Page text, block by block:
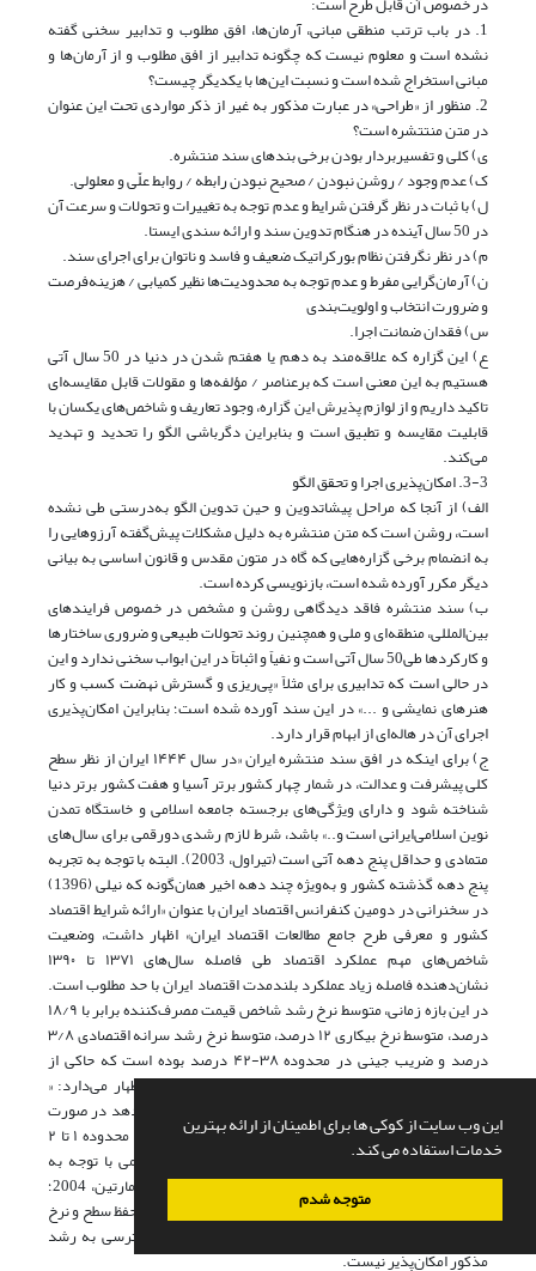
این وب سایت از کوکی ها برای اطمینان از ارائه بهترین
خدمات استفاده می کند.
متوجه شدم
1. در باب ترتب منطقی مبانی، آرمان‌ها، افق مطلوب و تدابیر سخنی گفته
نشده است و معلوم نیست که چگونه تدابیر از افق مطلوب و از آرمان‌ها و
مبانی استخراج شده است و نسبت این‌ها با یکدیگر چیست؟
2. منظور از «طراحی» در عبارت مذکور به غیر از ذکر مواردی تحت این عنوان
در متن منتتشره است؟
ی) کلی و تفسیربردار بودن برخی بندها‌ی سند منتشره.
ک) عدم وجود / روشن نبودن / صحیح نبودن رابطه / روابط علّی و معلولی.
ل) با ثبات در نظر گرفتن شرایط و عدم توجه به تغییرات و تحولات‌ و سرعت آن
در 50 سال آینده در هنگام تدوین سند و ارائه سندی ایستا.
م) در نظر نگرفتن نظام بورکراتیک ضعیف و فاسد و ناتوان برای اجرای سند.
ن) آرمان‌گرایی مفرط و عدم توجه به محدودیت‌ها نظیر کمیابی / هزینه‌فرصت
و ضرورت انتخاب و اولویت‌بندی
س) فقدان ضمانت اجرا.
ع) این گزاره که علاقه‌مند به دهم یا هفتم شدن در دنیا در 50 سال آتی
هستیم به این معنی است که برعناصر / مؤلفه‌ها و مقولات قابل مقایسه‌ای
تاکید داریم و از لوازم پذیرش این گزاره، وجود تعاریف و شاخص‌های یکسان با
قابلیت مقایسه و تطبیق است و بنابراین دگرباشی الگو را تحدید و تهدید
می‌کند.
3-3. امکان‌پذیری اجرا و تحقق الگو
الف) از آنجا که مراحل پیشا‌تدوین و حین تدوین الگو به‌درستی طی نشده
است، روشن است که متن منتشره به دلیل مشکلات پیش‌گفته آرزوهایی را
به انضمام برخی گزاره‌هایی که گاه در متون مقدس و قانون اساسی به بیانی
دیگر مکرر آورده شده است، بازنویسی کرده است.
ب) سند منتشره فاقد دیدگاهی روشن و مشخص در خصوص فرایندهای
بین‌المللی، منطقه‌ای و ملی و همچنین روند تحولات طبیعی و ضروری ساختارها
و کارکردها طی50 سال آتی است و نفیاً و اثباتاً در این ابواب سخنی ندارد و این
در حالی است که تدابیری برای مثلاً «پی‌ریزی و گسترش نهضت کسب و کار
هنرهای نمایشی و ...» در این سند آورده شده است؛ بنابراین امکان‌پذیری
اجرای آن در هاله‌ای از ابهام قرار دارد.
ج) برای اینکه در افق سند منتشره ایران «در سال ۱۴۴۴ ایران از نظر سطح
کلی پیشرفت و عدالت، در شمار چهار کشور برتر آسیا و هفت کشور برتر دنیا
شناخته ‌شود و دارای ویژگی‌های برجسته جامعه اسلامی و خاستگاه تمدن
نوین اسلامی‌ایرانی است و..» باشد، شرط لازم رشدی دو‌رقمی برای سال‌های
متمادی و حداقل پنج دهه آتی است (تیراول، 2003). البته با توجه به تجربه
پنج دهه گذشته کشور و به‌ویژه چند دهه اخیر همان‌گونه که نیلی (1396)
در سخنرانی در دومین کنفرانس اقتصاد ایران با عنوان «ارائه شرایط اقتصاد
کشور و معرفی طرح جامع مطالعات اقتصاد ایران» اظهار داشت، وضعیت
شاخص‌های مهم عملکرد اقتصاد طی فاصله سال‌های ۱۳۷۱ تا ۱۳۹۰
نشان‌دهنده فاصله زیاد عملکرد بلندمدت اقتصاد ایران با حد مطلوب است.
در این بازه زمانی، متوسط نرخ رشد شاخص قیمت مصرف‌کننده برابر با ۱۸/۹
درصد، متوسط نرخ بیکاری ۱۲ درصد، متوسط نرخ رشد سرانه اقتصادی ۳/۸
درصد و ضریب جینی در محدوده ۳۸-۴۲ درصد بوده است که حاکی از
متوسط نرخ رشدی حدود چهار درصد است. وی همچنین اظهار می‌دارد: «
الگوی کلان‌سنجی طرح جامع مطالعات اقتصاد ایران نشان می‌دهد در صورت
تداوم روند بلندمدت اقتصاد، نرخ رشد اقتصادی سرانه در محدوده ۱ تا ۲
درصد قرار خواهد گرفت» و از آنجا که اساساً رشد دو‌رقمی با توجه به
روند‌های (بارو، 2007) جاری و گذشته (بارو، و سالا ـ آی ـ مارتین، 2004؛
تودارو. و اسمیت، 2009) و همچنین محدودیت‌هایی که برای حفظ سطح و نرخ
رشد (رومر، 2012) طی پنج دهه آتی وجود دارد، عملاً دسترسی به رشد
مذکور امکان‌پذیر نیست.